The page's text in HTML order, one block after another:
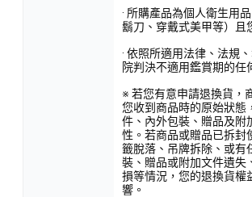
· 所購產品為個人衛生用
鬍刀、穿戴式美甲等）且
· 依照所適用法律、法規
院判決不適用鑑賞期的任
※ 若您有意申請退換貨，
您收到商品時的原始狀態
件、內外包裝、贈品及附
性。若商品或贈品已拆封
籤脫落、吊牌拆除、或有
裝、贈品或附加文件遺失
損等情況，您的退換貨權
響。